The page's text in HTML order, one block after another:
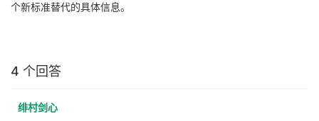
个新标准替代的具体信息。
4 个回答
绯村剑心